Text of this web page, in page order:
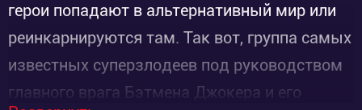
герои попадают в альтернативный мир или
реинкарнируются там. Так вот, группа самых
известных суперзлодеев под руководством
главного врага Бэтмена Джокера и его